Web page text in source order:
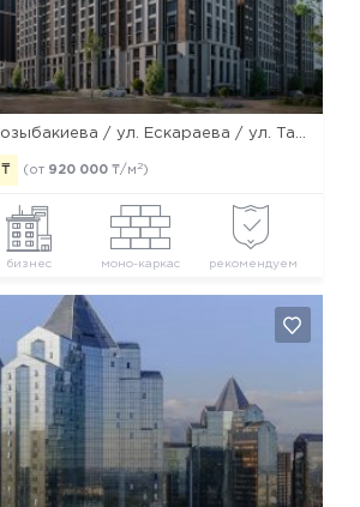
₸ (от 920 000 ₸/м 2)
бизнес моно-каркас рекомендуем
Да, удалить Отмена